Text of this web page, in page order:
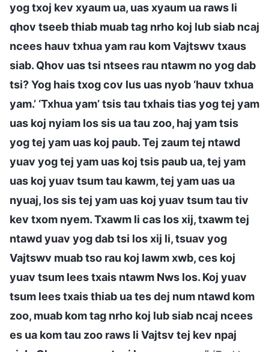
yog txoj kev xyaum ua, uas xyaum ua raws li
qhov tseeb thiab muab tag nrho koj lub siab ncaj
ncees hauv txhua yam rau kom Vajtswv txaus
siab. Qhov uas tsi ntsees rau ntawm no yog dab
tsi? Yog hais txog cov lus uas nyob ‘hauv txhua
yam.’ ‘Txhua yam’ tsis tau txhais tias yog tej yam
uas koj nyiam los sis ua tau zoo, haj yam tsis
yog tej yam uas koj paub. Tej zaum tej ntawd
yuav yog tej yam uas koj tsis paub ua, tej yam
uas koj yuav tsum tau kawm, tej yam uas ua
nyuaj, los sis tej yam uas koj yuav tsum tau tiv
kev txom nyem. Txawm li cas los xij, txawm tej
ntawd yuav yog dab tsi los xij li, tsuav yog
Vajtswv muab tso rau koj lawm xwb, ces koj
yuav tsum lees txais ntawm Nws los. Koj yuav
tsum lees txais thiab ua tes dej num ntawd kom
zoo, muab kom tag nrho koj lub siab ncaj ncees
es ua kom tau zoo raws li Vajtsv tej kev npaj